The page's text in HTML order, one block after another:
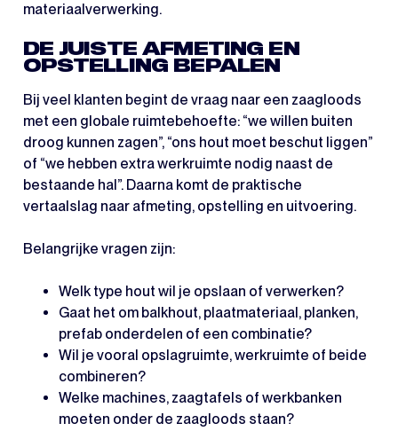
materiaalverwerking.
DE JUISTE AFMETING EN
OPSTELLING BEPALEN
Bij veel klanten begint de vraag naar een zaagloods
met een globale ruimtebehoefte: “we willen buiten
droog kunnen zagen”, “ons hout moet beschut liggen”
of “we hebben extra werkruimte nodig naast de
bestaande hal”. Daarna komt de praktische
vertaalslag naar afmeting, opstelling en uitvoering.
Belangrijke vragen zijn:
Welk type hout wil je opslaan of verwerken?
Gaat het om balkhout, plaatmateriaal, planken,
prefab onderdelen of een combinatie?
Wil je vooral opslagruimte, werkruimte of beide
combineren?
Welke machines, zaagtafels of werkbanken
moeten onder de zaagloods staan?